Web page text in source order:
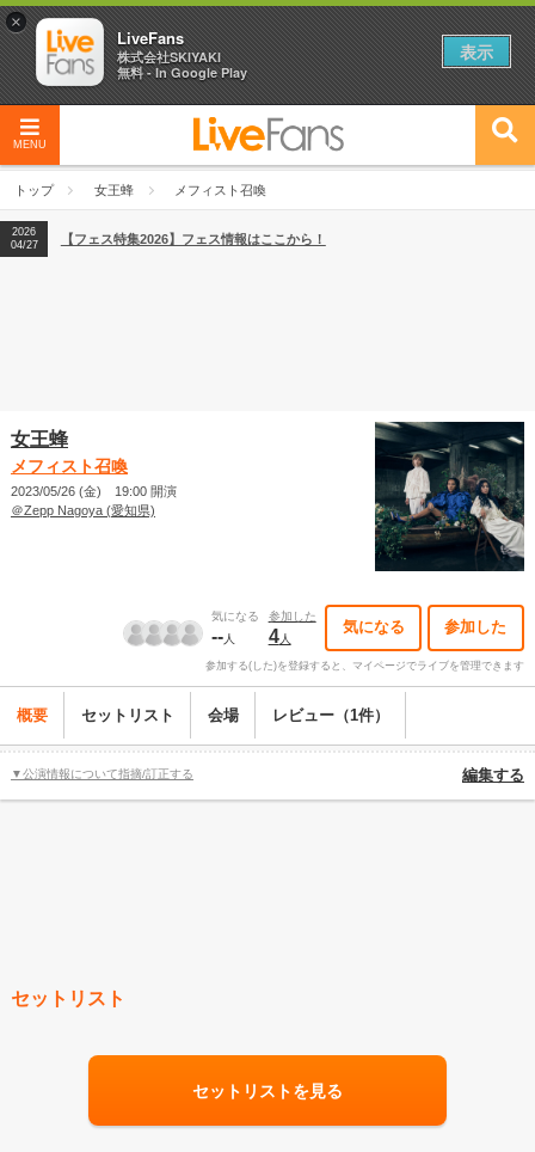
MENU
トップ 女王蜂 メフィスト召喚
2026
04/27
2026
【ライブ動員ランキング】2026年上半期編発表！
2026
04/27
【フェス特集2026】フェス情報はここから！
女王蜂
メフィスト召喚
2023/05/26 (金) 19:00 開演
＠Zepp Nagoya (愛知県)
気になる
--人
参加した
4人
気になる 参加した
参加する(した)を登録すると、マイページでライブを管理できます
概要 セットリスト 会場 レビュー（1件）
▼公演情報について指摘/訂正する 編集する
セットリスト
セットリストを見る
×
LiveFans
株式会社SKIYAKI
無料 - In Google Play
表示